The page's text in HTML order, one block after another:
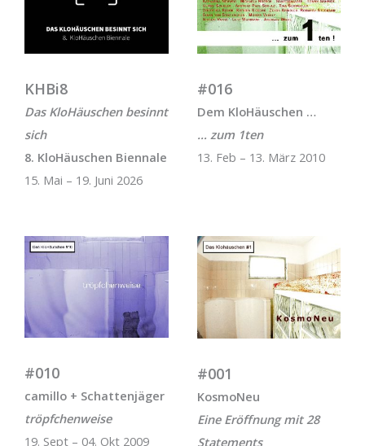
KHBi8
Das KloHäuschen besinnt
sich
8. KloHäuschen Biennale
15. Mai – 19. Juni 2026
#016
Dem KloHäuschen …
… zum 1ten
13. Feb – 13. März 2010
#010
camillo + Schattenjäger
tröpfchenweise
19. Sept – 04. Okt 2009
#001
KosmoNeu
Eine Eröffnung mit 28
Statements